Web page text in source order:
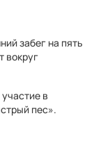
забег на пять
вокруг
в
пес».